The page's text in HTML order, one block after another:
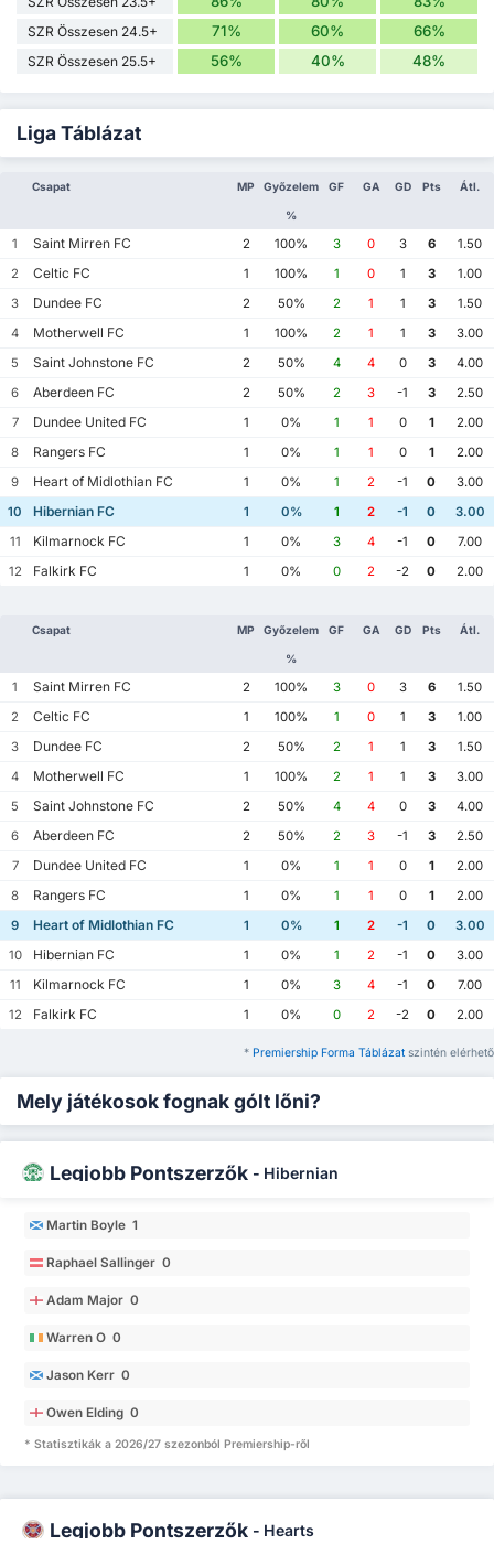
SZR Összesen 24.5+ 71% 60% 66%
SZR Összesen 25.5+ 56% 40% 48%
Liga Táblázat
Csapat MP Győzelem
%
GF GA GD Pts Átl.
1 Saint Mirren FC 2 100% 3 0 3 6
1.50
2
Celtic FC 1 100% 1 0 1 3
1.00
3
Dundee FC 2 50% 2 1 1 3
1.50
4
Motherwell FC 1 100% 2 1 1 3
3.00
5
Saint Johnstone FC 2 50% 4 4 0 3
4.00
6
Aberdeen FC 2 50% 2 3 -1 3
2.50
7
Dundee United FC 1 0% 1 1 0 1
2.00
8
Rangers FC 1 0% 1 1 0 1
2.00
9
Heart of Midlothian FC 1 0% 1 2 -1 0
3.00
10
Hibernian FC 1 0% 1 2 -1 0
3.00
11
Kilmarnock FC 1 0% 3 4 -1 0
7.00
12
Falkirk FC 1 0% 0 2 -2 0 2.00
Csapat MP Győzelem
%
GF GA GD Pts Átl.
1 Saint Mirren FC 2 100% 3 0 3 6
1.50
2
Celtic FC 1 100% 1 0 1 3
1.00
3
Dundee FC 2 50% 2 1 1 3
1.50
4
Motherwell FC 1 100% 2 1 1 3
3.00
5
Saint Johnstone FC 2 50% 4 4 0 3
4.00
6
Aberdeen FC 2 50% 2 3 -1 3
2.50
7
Dundee United FC 1 0% 1 1 0 1
2.00
8
Rangers FC 1 0% 1 1 0 1
2.00
9
Heart of Midlothian FC 1 0% 1 2 -1 0
3.00
10
Hibernian FC 1 0% 1 2 -1 0
3.00
11
Kilmarnock FC 1 0% 3 4 -1 0
7.00
12
Falkirk FC 1 0% 0 2 -2 0 2.00
* Premiership Forma Táblázat szintén elérhető
Mely játékosok fognak gólt lőni?
Legjobb Pontszerzők - Hibernian
Martin Boyle 1
Raphael Sallinger 0
Adam Major 0
Warren O 0
Jason Kerr 0
Owen Elding 0
* Statisztikák a 2026/27 szezonból Premiership-ről
Legjobb Pontszerzők - Hearts